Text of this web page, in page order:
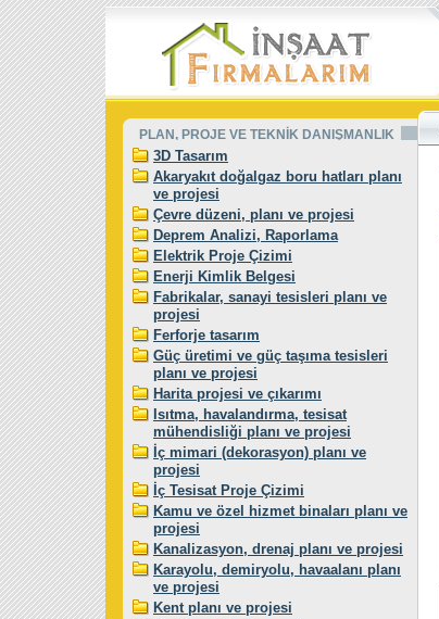
PLAN, PROJE VE TEKNİK DANIŞMANLIK
3D Tasarım
Akaryakıt doğalgaz boru hatları planı
ve projesi
Çevre düzeni, planı ve projesi
Deprem Analizi, Raporlama
Elektrik Proje Çizimi
Enerji Kimlik Belgesi
Fabrikalar, sanayi tesisleri planı ve
projesi
Ferforje tasarım
Güç üretimi ve güç taşıma tesisleri
planı ve projesi
Harita projesi ve çıkarımı
Isıtma, havalandırma, tesisat
mühendisliği planı ve projesi
İç mimari (dekorasyon) planı ve
projesi
İç Tesisat Proje Çizimi
Kamu ve özel hizmet binaları planı ve
projesi
Kanalizasyon, drenaj planı ve projesi
Karayolu, demiryolu, havaalanı planı
ve projesi
Kent planı ve projesi